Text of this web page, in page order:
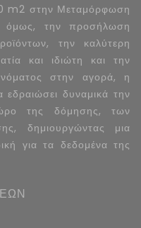
m2 στην Μεταμόρφωση
όμως, την προσήλωση
την καλύτερη
και ιδιώτη και την
στην αγορά, η
δυναμικά την
της δόμησης, των
δημιουργώντας μια
για τα δεδομένα της